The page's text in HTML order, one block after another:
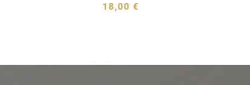
18,00 €